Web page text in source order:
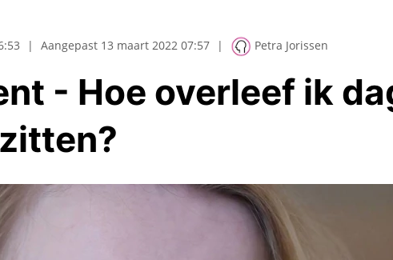
| Aangepast 13 maart 2022 07:57 | Petra Jorissen
- Hoe overleef ik